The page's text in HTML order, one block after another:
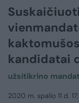
kandidatai
užsitikrino
2020 m. spalio 11 d.